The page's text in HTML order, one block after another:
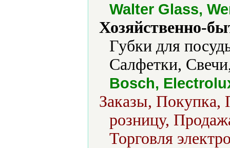
Walter Glass,
Хозяйственно-
Губки для
Салфетки,
Bosch,
Заказы, Покупка,
розницу,
Торговля